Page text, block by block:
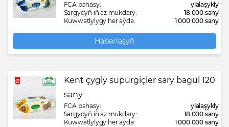
FCA bahasy:
ylalaşykly
Sargydyň iň az mukdary:
18 000 sany
Kuwwatlylygy her aýda:
1 000 000 sany
Habarlaşyň
Kent çygly süpürgiçler sary bägül 120
sany
FCA bahasy:
ylalaşykly
Sargydyň iň az mukdary:
18 000 sany
Kuwwatlylygy her aýda:
1 000 000 sany